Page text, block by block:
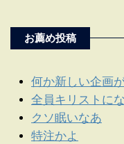
お薦め投稿
何か新しい企画
全員キリストに
クソ眠いなあ
特注かよ